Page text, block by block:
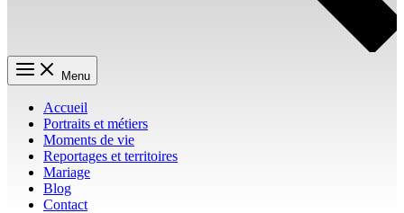
Menu
Accueil
Portraits et métiers
Moments de vie
Reportages et territoires
Mariage
Blog
Contact